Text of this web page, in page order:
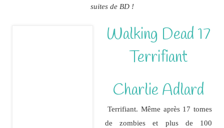
suites de BD !
Walking Dead 17
Terrifiant
Charlie Adlard
Terrifiant. Même après 17 tomes
de zombies et plus de 100